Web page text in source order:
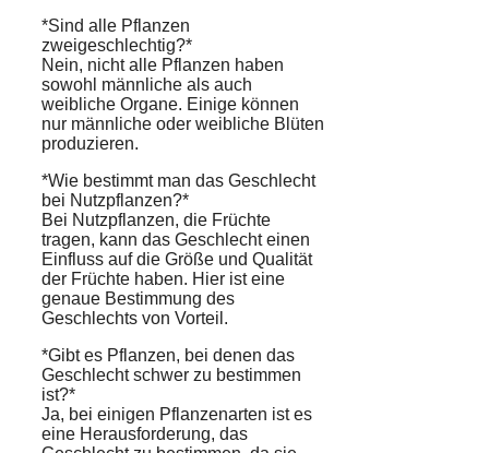
*Sind alle Pflanzen
zweigeschlechtig?*
Nein, nicht alle Pflanzen haben
sowohl männliche als auch
weibliche Organe. Einige können
nur männliche oder weibliche Blüten
produzieren.
*Wie bestimmt man das Geschlecht
bei Nutzpflanzen?*
Bei Nutzpflanzen, die Früchte
tragen, kann das Geschlecht einen
Einfluss auf die Größe und Qualität
der Früchte haben. Hier ist eine
genaue Bestimmung des
Geschlechts von Vorteil.
*Gibt es Pflanzen, bei denen das
Geschlecht schwer zu bestimmen
ist?*
Ja, bei einigen Pflanzenarten ist es
eine Herausforderung, das